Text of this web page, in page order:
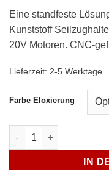
Eine standfeste
Kunststoff
20V Motoren. CNC-
Lieferzeit: 2-5 Werktage
Farbe Eloxierung
CNC Drosselklappen
IN